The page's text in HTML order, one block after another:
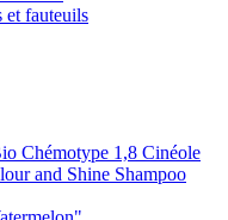
et fauteuils
Chémotype 1,8 Cinéole
and Shine Shampoo